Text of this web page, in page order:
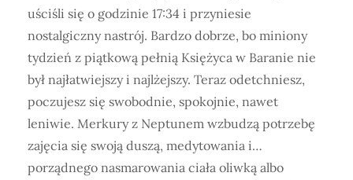
uściśli się o godzinie 17:34 i przyniesie
nostalgiczny nastrój. Bardzo dobrze, bo miniony
tydzień z piątkową pełnią Księżyca w Baranie nie
był najłatwiejszy i najlżejszy. Teraz odetchniesz,
poczujesz się swobodnie, spokojnie, nawet
leniwie. Merkury z Neptunem wzbudzą potrzebę
zajęcia się swoją duszą, medytowania i…
porządnego nasmarowania ciała oliwką albo